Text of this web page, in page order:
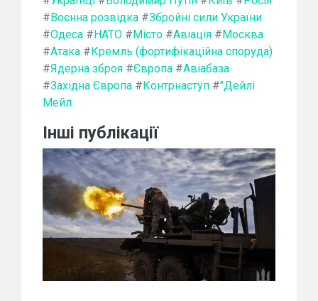
#Воєнна розвідка #Збройні сили України
#Одеса #НАТО #Місто #Авіація #Москва
#Атака #Кремль (фортифікаційна споруда)
#Ядерна зброя #Європа #Авіабаза
#Західна Європа #Контрнаступ #"Дейлі
Мейл
Інші публікації